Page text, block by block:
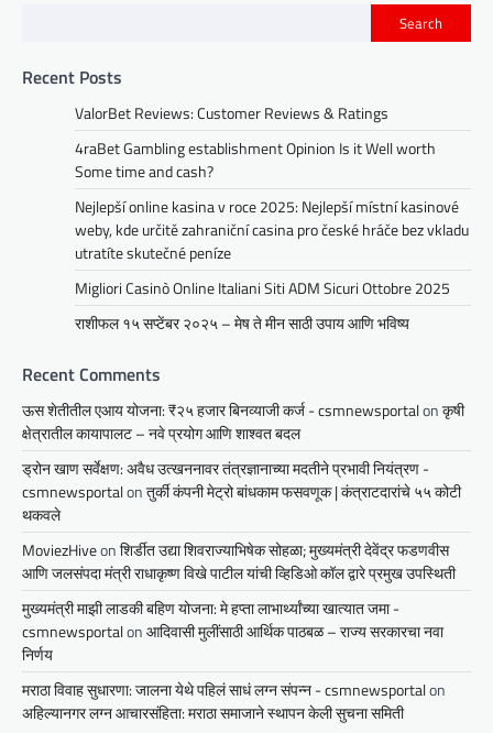
Search
Recent Posts
ValorBet Reviews: Customer Reviews & Ratings
4raBet Gambling establishment Opinion Is it Well worth
Some time and cash?
Nejlepší online kasina v roce 2025: Nejlepší místní kasinové
weby, kde určitě zahraniční casina pro české hráče bez vkladu
utratíte skutečné peníze
Migliori Casinò Online Italiani Siti ADM Sicuri Ottobre 2025
राशीफल १५ सप्टेंबर २०२५ – मेष ते मीन साठी उपाय आणि भविष्य
Recent Comments
ऊस शेतीतील एआय योजना: ₹२५ हजार बिनव्याजी कर्ज - csmnewsportalonकृषी
क्षेत्रातील कायापालट – नवे प्रयोग आणि शाश्वत बदल
ड्रोन खाण सर्वेक्षण: अवैध उत्खननावर तंत्रज्ञानाच्या मदतीने प्रभावी नियंत्रण -
csmnewsportalonतुर्की कंपनी मेट्रो बांधकाम फसवणूक | कंत्राटदारांचे ५५ कोटी
थकवले
MoviezHiveonशिर्डीत उद्या शिवराज्याभिषेक सोहळा; मुख्यमंत्री देवेंद्र फडणवीस
आणि जलसंपदा मंत्री राधाकृष्ण विखे पाटील यांची व्हिडिओ कॉल द्वारे प्रमुख उपस्थिती
मुख्यमंत्री माझी लाडकी बहिण योजना: मे हप्ता लाभार्थ्यांच्या खात्यात जमा -
csmnewsportalonआदिवासी मुलींसाठी आर्थिक पाठबळ – राज्य सरकारचा नवा
निर्णय
मराठा विवाह सुधारणा: जालना येथे पहिलं साधं लग्न संपन्न - csmnewsportalon
अहिल्यानगर लग्न आचारसंहिता: मराठा समाजाने स्थापन केली सुचना समिती